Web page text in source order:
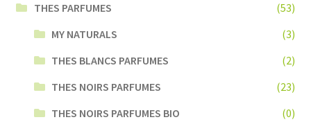
THES PARFUMES
(53)
MY NATURALS
(3)
THES BLANCS PARFUMES
(2)
THES NOIRS PARFUMES
(23)
THES NOIRS PARFUMES BIO
(0)